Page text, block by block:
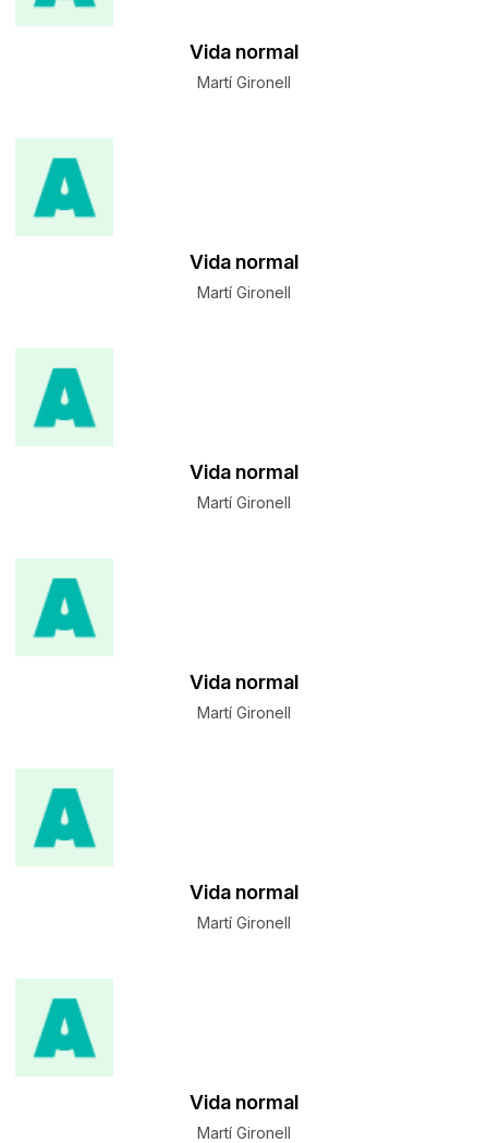
Vida normal
Martí Gironell
Vida normal
Martí Gironell
Vida normal
Martí Gironell
Vida normal
Martí Gironell
Vida normal
Martí Gironell
Vida normal
Martí Gironell